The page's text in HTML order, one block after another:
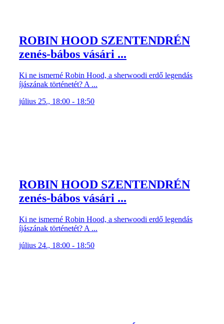
ROBIN HOOD SZENTENDRÉN
zenés-bábos vásári ...
Ki ne ismerné Robin Hood, a sherwoodi erdő legendás
íjászának történetét? A ...
július 25., 18:00 - 18:50
ROBIN HOOD SZENTENDRÉN
zenés-bábos vásári ...
Ki ne ismerné Robin Hood, a sherwoodi erdő legendás
íjászának történetét? A ...
július 24., 18:00 - 18:50